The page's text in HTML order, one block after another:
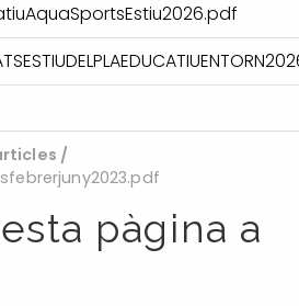
/
pàgina a